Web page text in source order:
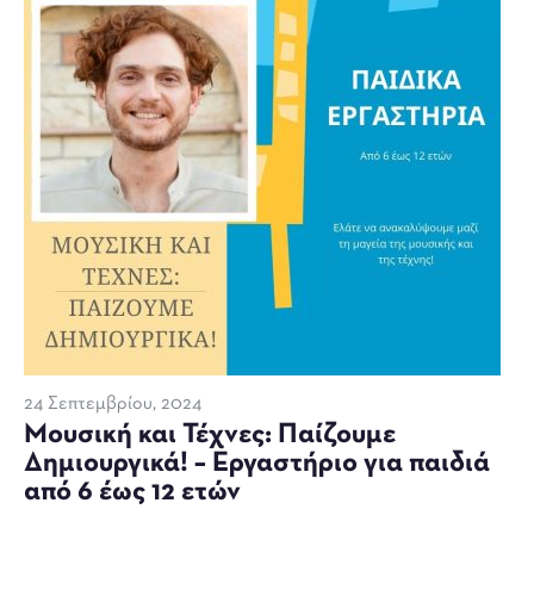
24 Σεπτεμβρίου, 2024
Μουσική και Τέχνες: Παίζουμε
Δημιουργικά! – Εργαστήριο για παιδιά
από 6 έως 12 ετών